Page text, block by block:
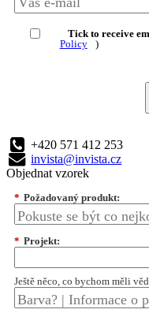
Tick to receive
Policy
)
+420 571 412 253
invista@invista.cz
Objednat vzorek
* Požadovaný produkt:
* Projekt:
Ještě něco, co bychom měli